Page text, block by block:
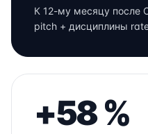
К 12-му месяцу после
pitch + дисциплины
+58 %